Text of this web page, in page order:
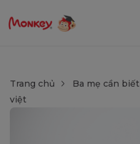
Trang chủ Ba mẹ cần biết
việt